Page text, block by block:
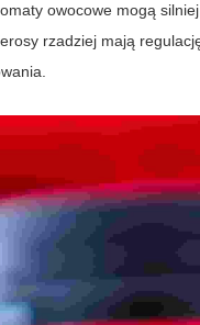
owocowe mogą
rzadziej mają